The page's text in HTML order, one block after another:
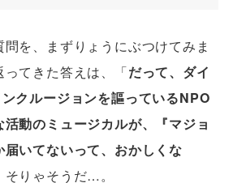
を、まずりょうにぶつけてみま
ってきた答えは、「だって、ダイ
クルージョンを謳っているNPO
動のミュージカルが、『マジョ
届いてないって、おかしくな
そりゃそうだ…。